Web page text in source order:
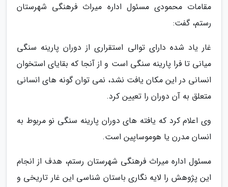
مقامات محمودی مسئول اداره میراث فرهنگی شهرستان
رستم، گفت:
غار یاد شده دارای توالی استقراری از دوران پارینه سنگی
میانی تا فرا پارینه سنگی است و از آنجا که بقایای استخوان
انسانی در این مکان یافت نشد، نمی توان گونه های انسانی
متعلق به آن دوران را تعیین کرد.
وی اعلام کرد که یافته های دوران پارینه سنگی نو مربوط به
انسان مدرن یا هوموساپین است.
مسئول اداره میراث فرهنگی شهرستان رستم، هدف از انجام
این پژوهش را لایه نگاری باستان شناسی این غار تاریخی و